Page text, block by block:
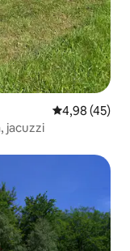
Évaluation
4,98 (45)
jacuzzi